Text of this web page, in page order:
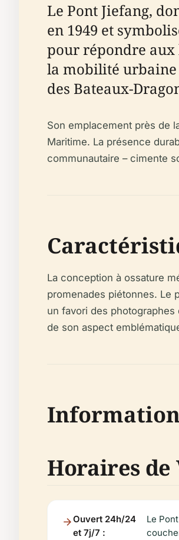
Le Pont Jiefang,
en 1949 et
pour répondre aux
la mobilité urbaine
des Bateaux-
Son emplacement près de
Maritime. La présence
communautaire – cimente
La conception à ossature
promenades piétonnes. Le
un favori des
de son aspect
Horaires de
Ouvert 24h/24
et 7j/7 :
Le